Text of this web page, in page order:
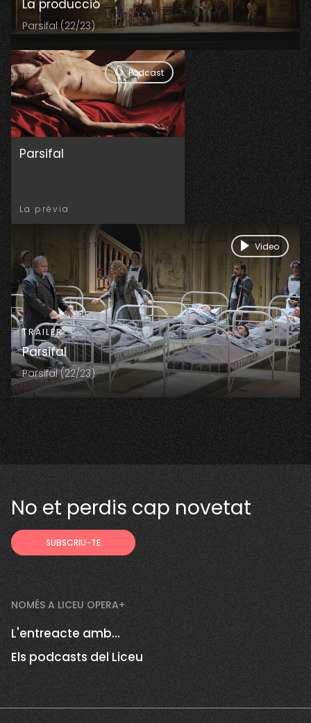
La producció
Parsifal (22/23)
Parsifal
La prèvia
Podcast
TRAILER
Parsifal
Parsifal (22/23)
Video
No et perdis cap novetat
NOMÉS A LICEU OPERA+
L'entreacte amb...
Els podcasts del Liceu